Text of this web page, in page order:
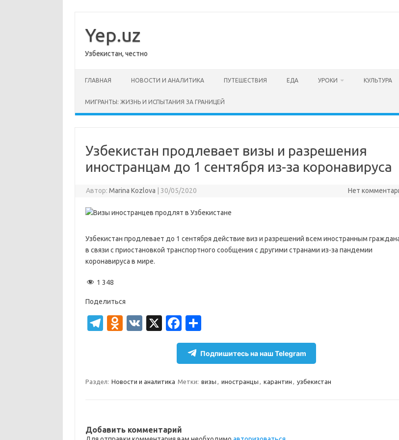
содержимому
Yep.uz
Узбекистан, честно
ГЛАВНАЯ НОВОСТИ И АНАЛИТИКА ПУТЕШЕСТВИЯ ЕДА УРОКИ КУЛЬТУРА
МИГРАНТЫ: ЖИЗНЬ И ИСПЫТАНИЯ ЗА ГРАНИЦЕЙ
Узбекистан продлевает визы и разрешения
иностранцам до 1 сентября из-за коронавируса
Автор: Marina Kozlova 30/05/2020 Нет
Узбекистан продлевает до 1 сентября действие виз и разрешений всем иностранным
в связи с приостановкой транспортного сообщения с другими странами из-за пандемии
коронавируса в мире.
1 348
Поделиться
T
a
O
kl
ik
V
X
Fa
c
e
o
т
п
а
т
Подпишитесь на наш Telegram
Раздел: Новости и аналитика Метки: визы , иностранцы , карантин , узбекистан
Добавить комментарий